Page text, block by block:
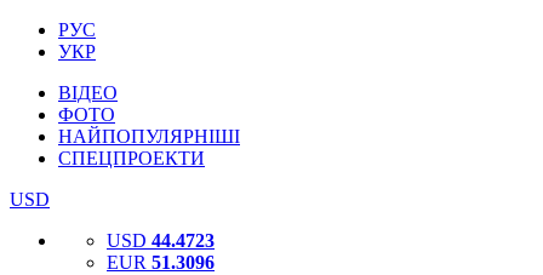
РУС
УКР
ВІДЕО
ФОТО
НАЙПОПУЛЯРНІШІ
СПЕЦПРОЕКТИ
USD
USD 44.4723
EUR 51.3096